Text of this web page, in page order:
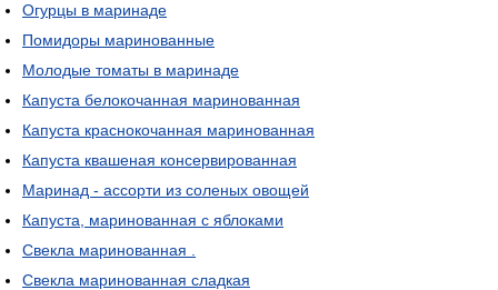
Огурцы в маринаде
Помидоры маринованные
Молодые томаты в маринаде
Капуста белокочанная маринованная
Капуста краснокочанная маринованная
Капуста квашеная консервированная
Маринад - ассорти из соленых овощей
Капуста, маринованная с яблоками
Свекла маринованная .
Свекла маринованная сладкая